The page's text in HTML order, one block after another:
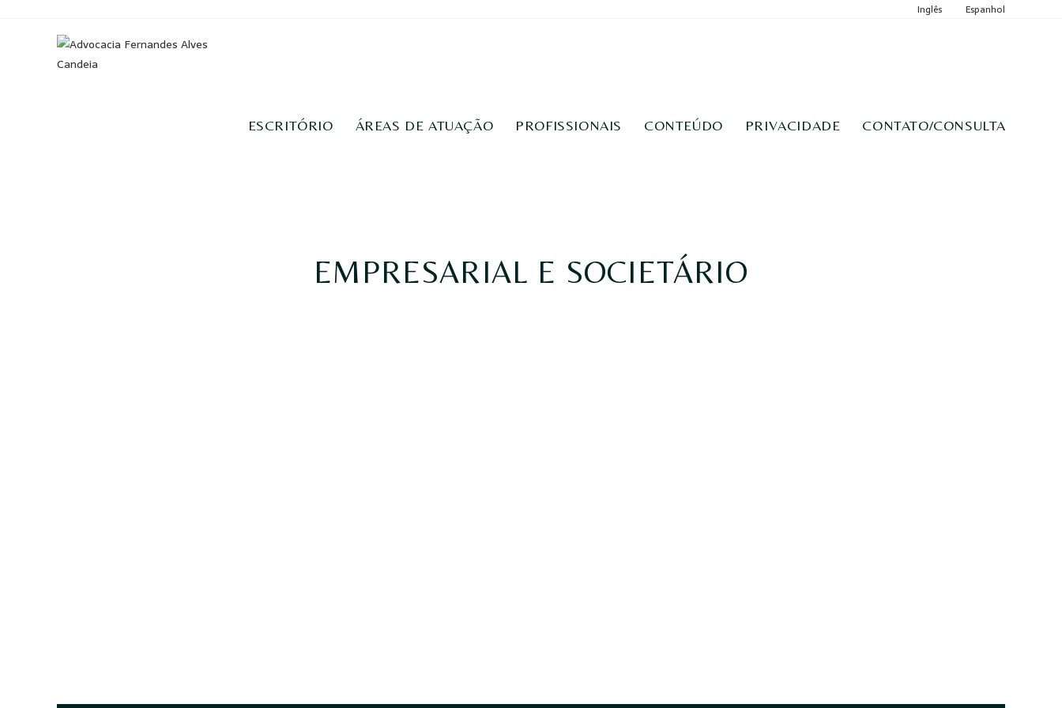
Inglês Espanhol
ESCRITÓRIO ÁREAS DE ATUAÇÃO PROFISSIONAIS CONTEÚDO PRIVACIDADE CONTATO/CONSULTA
EMPRESARIAL E SOCIETÁRIO